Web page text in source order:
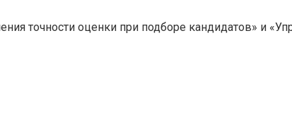
точности оценки при подборе кандидатов» и